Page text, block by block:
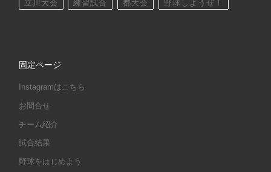
立川大会 練習試合 都大会 野球しようぜ！
固定ページ
Instagramはこちら
お問合せ
チーム紹介
試合結果
野球をはじめよう